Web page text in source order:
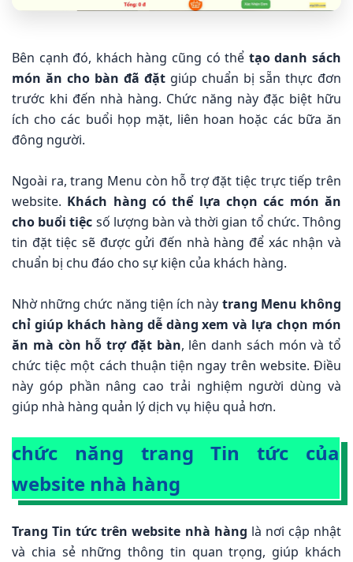
Bên cạnh đó, khách hàng cũng có thể tạo danh sách
món ăn cho bàn đã đặt giúp chuẩn bị sẵn thực đơn
trước khi đến nhà hàng. Chức năng này đặc biệt hữu
ích cho các buổi họp mặt, liên hoan hoặc các bữa ăn
đông người.
Ngoài ra, trang Menu còn hỗ trợ đặt tiệc trực tiếp trên
website. Khách hàng có thể lựa chọn các món ăn
cho buổi tiệc số lượng bàn và thời gian tổ chức. Thông
tin đặt tiệc sẽ được gửi đến nhà hàng để xác nhận và
chuẩn bị chu đáo cho sự kiện của khách hàng.
Nhờ những chức năng tiện ích này trang Menu không
chỉ giúp khách hàng dễ dàng xem và lựa chọn món
ăn mà còn hỗ trợ đặt bàn, lên danh sách món và tổ
chức tiệc một cách thuận tiện ngay trên website. Điều
này góp phần nâng cao trải nghiệm người dùng và
giúp nhà hàng quản lý dịch vụ hiệu quả hơn.
chức năng trang Tin tức của
website nhà hàng
Trang Tin tức trên website nhà hàng là nơi cập nhật
và chia sẻ những thông tin quan trọng, giúp khách